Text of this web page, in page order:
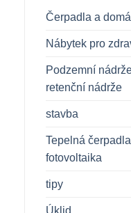
Čerpadla a
Nábytek pro
Podzemní
retenční nádrže
stavba
Tepelná
fotovoltaika
tipy
Úklid